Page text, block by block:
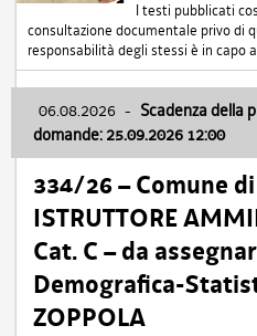
I testi pubblicati
consultazione documentale privo di
responsabilità degli stessi è in capo
06.08.2026 - Scadenza della
domande: 25.09.2026 12:00
334/26 – Comune
ISTRUTTORE
Cat. C – da
Demografica-
ZOPPOLA